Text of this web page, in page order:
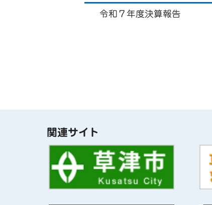
令和７年度決算報告
関連サイト